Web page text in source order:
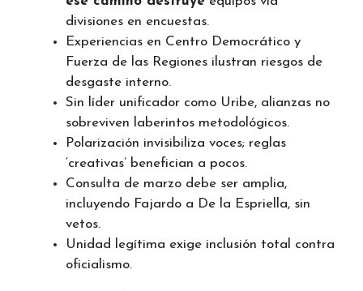
divisiones en encuestas.
Experiencias en Centro Democrático y
Fuerza de las Regiones ilustran riesgos de
desgaste interno.
Sin líder unificador como Uribe, alianzas no
sobreviven laberintos metodológicos.
Polarización invisibiliza voces; reglas
‘creativas’ benefician a pocos.
Consulta de marzo debe ser amplia,
incluyendo Fajardo a De la Espriella, sin
vetos.
Unidad legítima exige inclusión total contra
oficialismo.